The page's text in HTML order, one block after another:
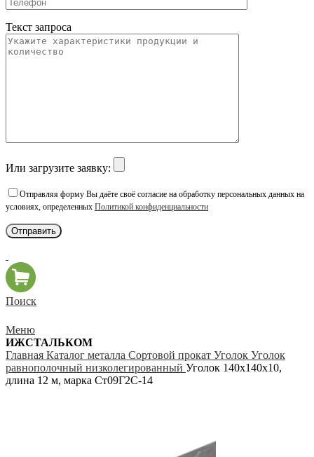
Текст запроса
Или загрузите заявку:
Отправляя форму Вы даёте своё согласие на обработку персональных данных на
условиях, определенных Политикой конфиденциальности
Поиск
Меню
ИЖСТАЛЬКОМ
Главная Каталог металла Сортовой прокат Уголок Уголок
равнополочный низколегированный Уголок 140х140х10,
длина 12 м, марка Ст09Г2С-14